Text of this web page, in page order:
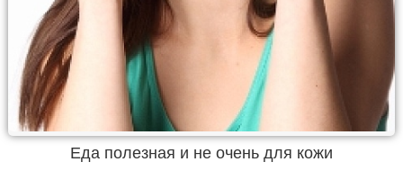
Еда полезная и не очень для кожи